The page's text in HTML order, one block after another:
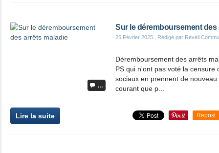
…
Sur le déremboursement des
26 Février 2025 , Rédigé par Réveil
Déremboursement des arrêts
PS qui n'ont pas voté la censure
sociaux en prennent de
courant que p...
Lire la suite Repost